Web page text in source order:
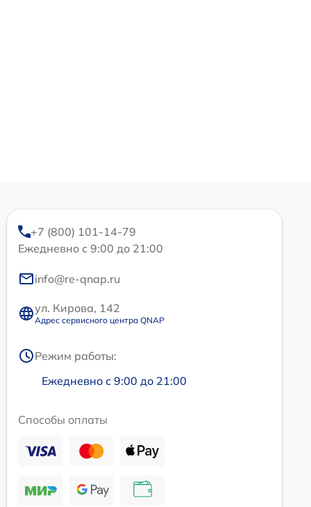
+7 (800) 101-14-79
Ежедневно с 9:00 до 21:00
info@re-qnap.ru
ул. Кирова, 142
Адрес сервисного центра QNAP
Режим работы:
Ежедневно с 9:00 до 21:00
Способы оплаты